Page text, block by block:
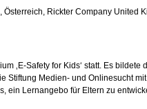
Rickter Company United
‚E-Safety for Kids‘ statt. Es
Stiftung Medien- und Onlinesucht
ein Lernangebo für Eltern zu